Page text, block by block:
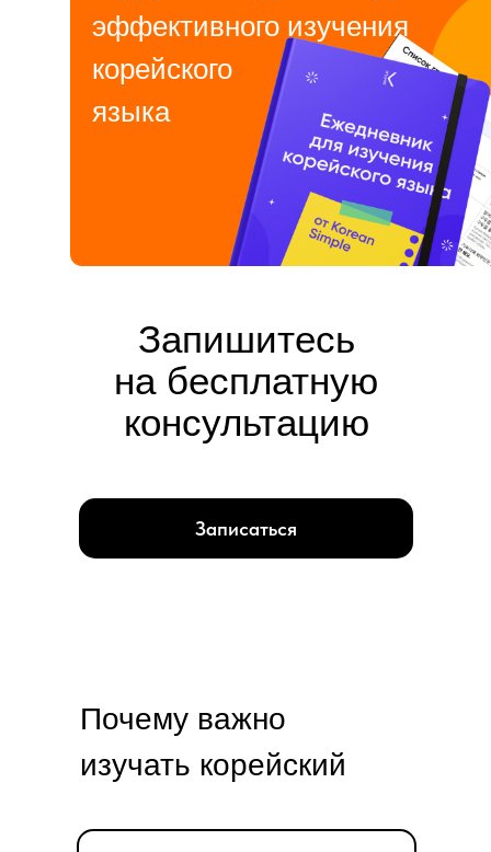
эффективного изучения
корейского
языка
Записаться
Запишитесь
на бесплатную
консультацию
Почему важно
изучать корейский